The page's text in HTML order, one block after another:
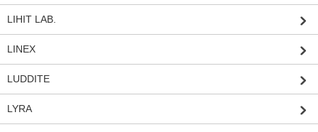
LIHIT LAB.
LINEX
LUDDITE
LYRA